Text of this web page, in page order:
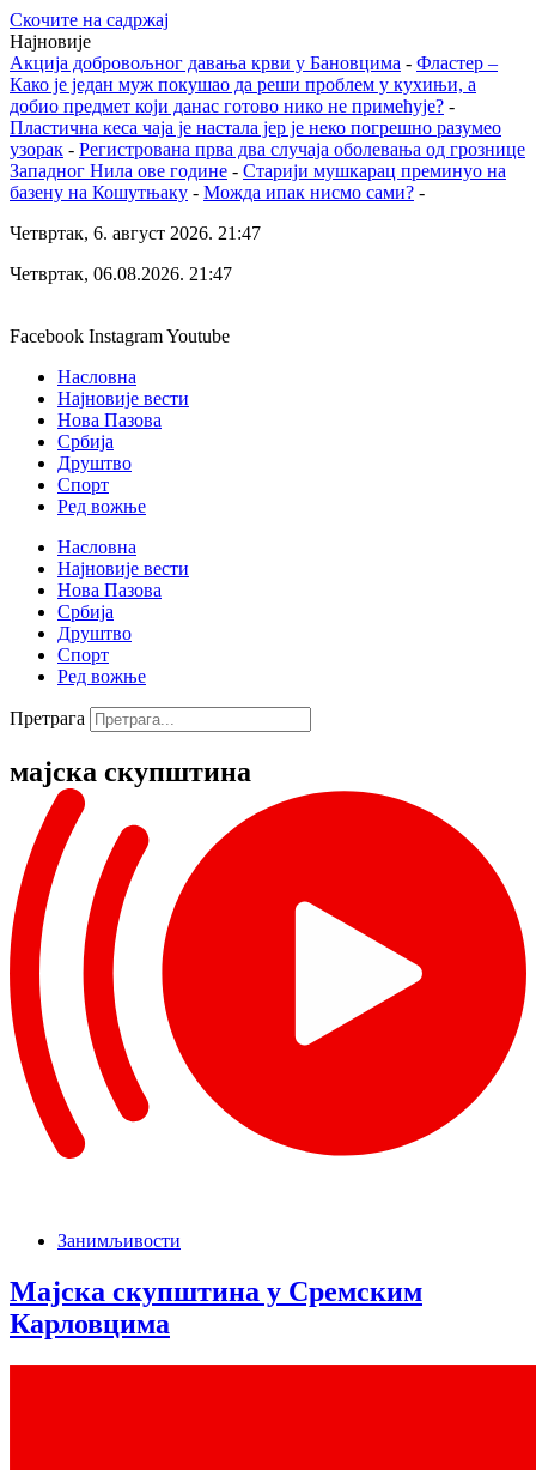
Скочите на садржај
Најновије
Акција добровољног давања крви у Бановцима - Фластер –
Како је један муж покушао да реши проблем у кухињи, а
добио предмет који данас готово нико не примећује? -
Пластична кеса чаја је настала јер је неко погрешно разумео
узорак - Регистрована прва два случаја оболевања од грознице
Западног Нила ове године - Старији мушкарац преминуо на
базену на Кошутњаку - Можда ипак нисмо сами? -
Четвртак, 6. август 2026. 21:47
Четвртак, 06.08.2026. 21:47
Facebook InstagramYoutube
Насловна
Најновије вести
Нова Пазова
Србија
Друштво
Спорт
Ред вожње
Насловна
Најновије вести
Нова Пазова
Србија
Друштво
Спорт
Ред вожње
Претрага
мајска скупштина
Занимљивости
Мајска скупштина у Сремским
Карловцима